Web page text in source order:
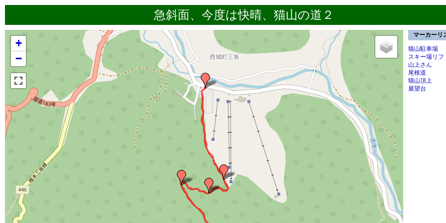
急斜面、今度は快晴、猫山の道２
+
−
マーカーリ
猫山駐車場
スキー場リフ
山上さん
尾根道
猫山頂上
展望台